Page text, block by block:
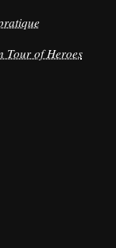
Tour of Heroes